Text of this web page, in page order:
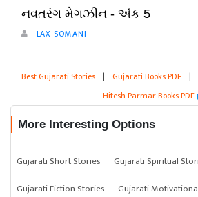
નવતરંગ મેગઝીન - અંક 5
LAX SOMANI
Best Gujarati Stories | Gujarati Books PDF |
Hitesh Parmar Books PDF
More Interesting Options
Gujarati Short Stories
Gujarati Spiritual
Gujarati Fiction Stories
Gujarati